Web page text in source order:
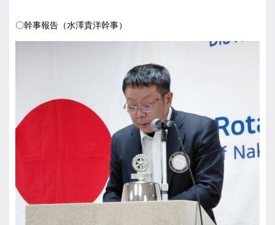
〇幹事報告（水澤貴洋幹事）